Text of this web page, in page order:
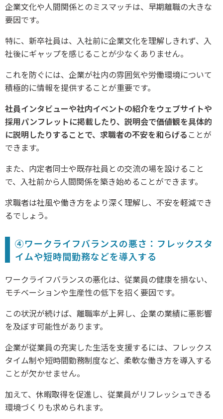
企業文化や人間関係とのミスマッチは、早期離職の大きな
要因です。
特に、新卒社員は、入社前に企業文化を理解しきれず、入
社後にギャップを感じることが少なくありません。
これを防ぐには、企業が社内の雰囲気や労働環境について
積極的に情報を提供することが重要です。
社員インタビューや社内イベントの紹介をウェブサイトや
採用パンフレットに掲載したり、説明会で価値観を具体的
に説明したりすることで、求職者の不安を和らげる ことが
できます。
また、内定者同士や既存社員との交流の場を設けること
で、入社前から人間関係を築き始めることができます。
求職者は社風や働き方をより深く理解し、不安を軽減でき
るでしょう。
④ワークライフバランスの悪さ：フレックスタ
イムや短時間勤務などを導入する
ワークライフバランスの悪化は、従業員の健康を損ない、
モチベーションや生産性の低下を招く要因です。
この状況が続けば、離職率が上昇し、企業の業績に悪影響
を及ぼす可能性があります。
企業が従業員の充実した生活を支援するには、フレックス
タイム制や短時間勤務制度など、柔軟な働き方を導入する
ことが欠かせません。
加えて、休暇取得を促進し、従業員がリフレッシュできる
環境づくりも求められます。